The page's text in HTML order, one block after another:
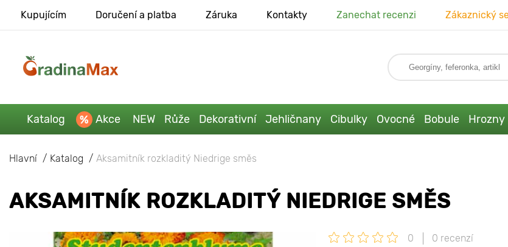
Kupujícím Doručení a platba Záruka Kontakty Zanechat recenzi Zákaznický
Katalog Akce NEW Růže Dekorativní Jehličnany Cibulky Ovocné Bobule Hrozny
Hlavní Katalog Aksamitník rozkladitý Niedrige směs
AKSAMITNÍK ROZKLADITÝ NIEDRIGE SMĚS
0 0 recenzí